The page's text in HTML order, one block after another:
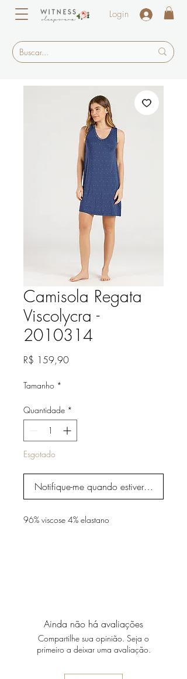
Login
Camisola Regata
Viscolycra -
2010314
R$ 159,90Preço
Tamanho *
Quantidade *
Esgotado
Notifique-me quando estiver disponível
96% viscose 4% elastano
Ainda não há avaliações
Compartilhe sua opinião. Seja o
primeiro a deixar uma avaliação.